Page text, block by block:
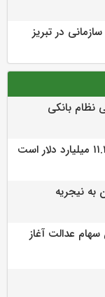
در تبریز
نظام بانکی
سهام عدالت آغاز